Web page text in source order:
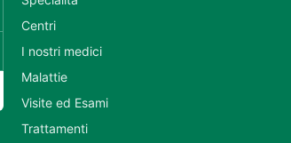
Centri
I nostri medici
Malattie
Visite ed Esami
Trattamenti